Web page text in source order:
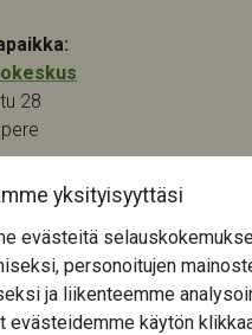
yksityisyyttäsi
evästeitä
personoitujen
ja liikenteemme
evästeidemme käytön
28
← Näytä kaikki